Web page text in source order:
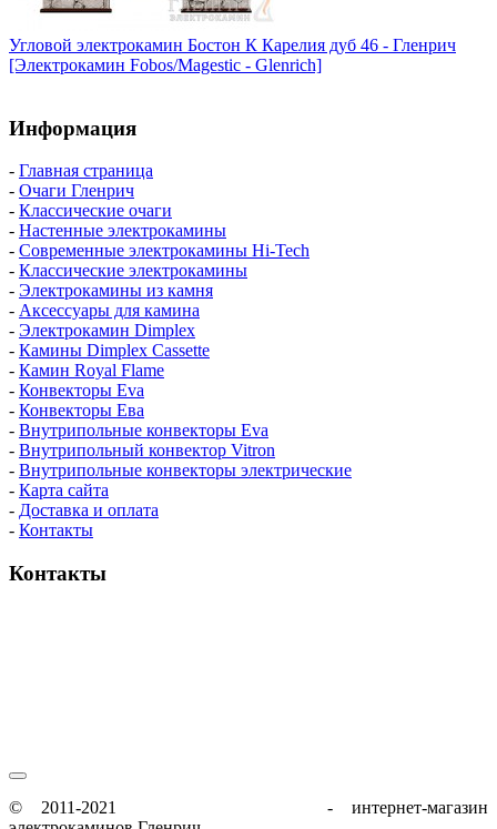
Угловой электрокамин Бостон К Карелия дуб 46 - Гленрич
[Электрокамин Fobos/Magestic - Glenrich]
Информация
- Главная страница
- Очаги Гленрич
- Классические очаги
- Настенные электрокамины
- Современные электрокамины Hi-Tech
- Классические электрокамины
- Электрокамины из камня
- Аксессуары для камина
- Электрокамин Dimplex
- Камины Dimplex Cassette
- Камин Royal Flame
- Конвекторы Eva
- Конвекторы Ева
- Внутрипольные конвекторы Eva
- Внутрипольный конвектор Vitron
- Внутрипольные конвекторы электрические
- Карта сайта
- Доставка и оплата
- Контакты
Контакты
© 2011-2021
- интернет-магазин